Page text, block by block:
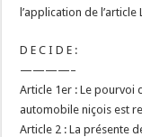
l’application de
D E C I D E :
————–
Article 1er : Le pourvoi
automobile niçois est
Article 2 : La présente